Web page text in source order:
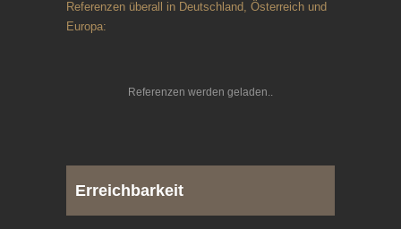
Referenzen überall in Deutschland, Österreich und
Europa:
Referenzen werden geladen
Erreichbarkeit